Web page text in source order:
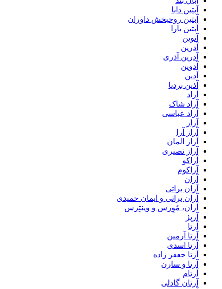
آبتین دابا
آبتین روحبخش داوران
آبتین یارا
آتوین
آدرین
آدرین آذری
آدوین
آدین
آذین بردیا
آراد
آراد شاک
آراد عباسی
آراز
آراز آرا
آراز المان
آراز نصیری
آراکو
آراکوم
آران
آران براتی
آران براتی و ایمان حمیدی
آران، مُوِرس و وینتِرس
آرپژ
آرتا
آرتا آرمین
آرتا اسدی
آرتا جعفر زاده
آرتا و سارن
آرتام
آرتان گادلی